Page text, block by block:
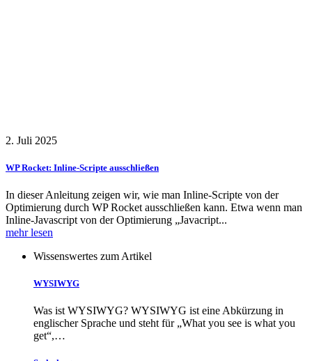
2. Juli 2025
WP Rocket: Inline-Scripte ausschließen
In dieser Anleitung zeigen wir, wie man Inline-Scripte von der
Optimierung durch WP Rocket ausschließen kann. Etwa wenn man
Inline-Javascript von der Optimierung „Javacript...
mehr lesen
Wissenswertes zum Artikel
WYSIWYG
Was ist WYSIWYG? WYSIWYG ist eine Abkürzung in
englischer Sprache und steht für „What you see is what you
get“,…